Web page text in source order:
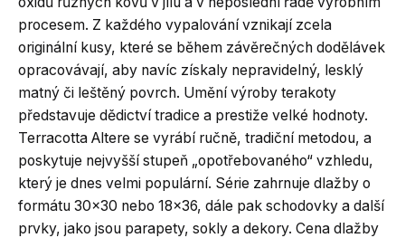
procesem. Z každého vypalování vznikají zcela
originální kusy, které se během závěrečných dodělávek
opracovávají, aby navíc získaly nepravidelný, lesklý
matný či leštěný povrch. Umění výroby terakoty
představuje dědictví tradice a prestiže velké hodnoty.
Terracotta Altere se vyrábí ručně, tradiční metodou, a
poskytuje nejvyšší stupeň „opotřebovaného“ vzhledu,
který je dnes velmi populární. Série zahrnuje dlažby o
formátu 30×30 nebo 18×36, dále pak schodovky a další
prvky, jako jsou parapety, sokly a dekory. Cena dlažby